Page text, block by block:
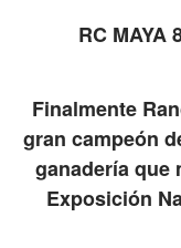
RC MAYA
Finalmente
gran campeón
ganadería que
Exposición